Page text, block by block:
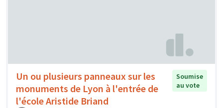
Un ou plusieurs panneaux sur les
monuments de Lyon à l'entrée de
l'école Aristide Briand
Soumise
au vote